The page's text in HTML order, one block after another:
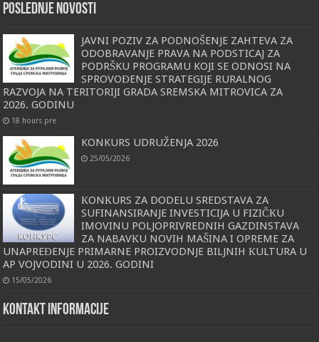
POSLEDNJE NOVOSTI
JAVNI POZIV ZA PODNOŠENJE ZAHTEVA ZA
ODOBRAVANJE PRAVA NA PODSTICAJ ZA
PODRŠKU PROGRAMU KOJI SE ODNOSI NA
SPROVOĐENJE STRATEGIJE RURALNOG
RAZVOJA NA TERITORIJI GRADA SREMSKA MITROVICA ZA
2026. GODINU
18 hours pre
KONKURS UDRUŽENJA 2026
25/05/2026
КONКURS ZA DODELU SREDSTAVA ZA
SUFINANSIRANJE INVESTICIJA U FIZIČКU
IMOVINU POLJOPRIVREDNIH GAZDINSTAVA
ZA NABAVКU NOVIH MAŠINA I OPREME ZA
UNAPREĐENJE PRIMARNE PROIZVODNJE BILJNIH КULTURA U
AP VOJVODINI U 2026. GODINI
15/05/2026
KONTAKT INFORMACIJE